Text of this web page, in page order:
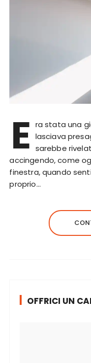
E ra stata una
lasciava
sarebbe
accingendo, come
finestra, quando
proprio…
OFFRICI UN